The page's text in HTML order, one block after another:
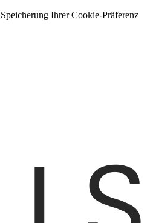
Ihrer Cookie-Präferenz